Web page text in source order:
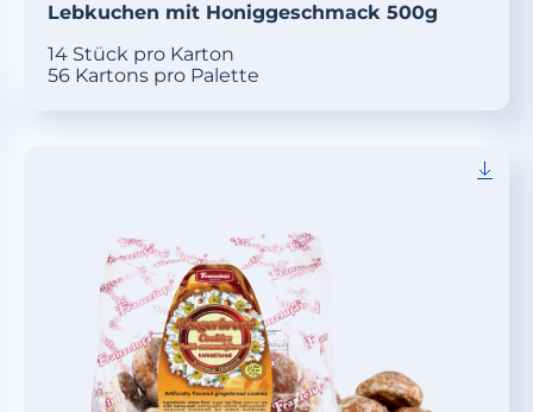
Lebkuchen mit Honiggeschmack 500g
14 Stück pro Karton
56 Kartons pro Palette